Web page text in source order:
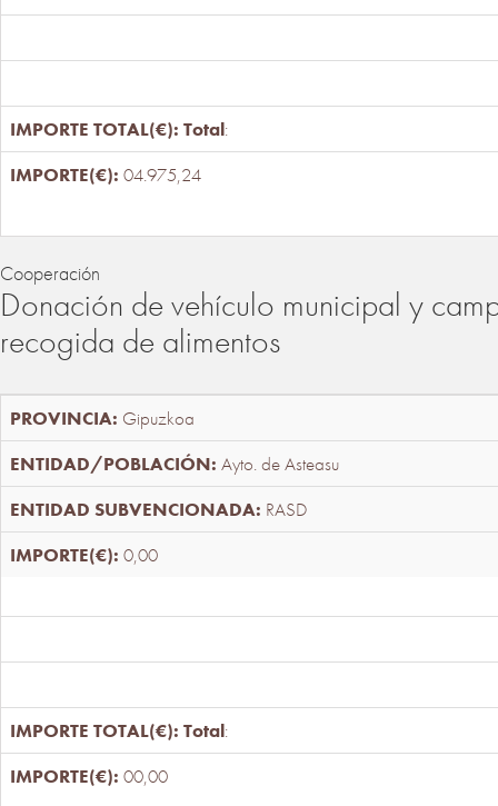
Total:
04.975,24
Cooperación
Donación de vehículo municipal y
recogida de alimentos
Gipuzkoa
Ayto. de Asteasu
RASD
0,00
Total:
00,00